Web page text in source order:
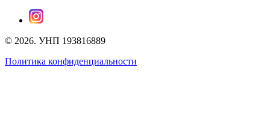
© 2026. УНП 193816889
Политика конфиденциальности